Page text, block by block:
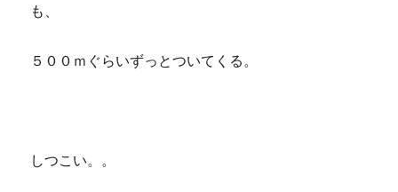
も、
５００ｍぐらいずっとついてくる。
しつこい。。